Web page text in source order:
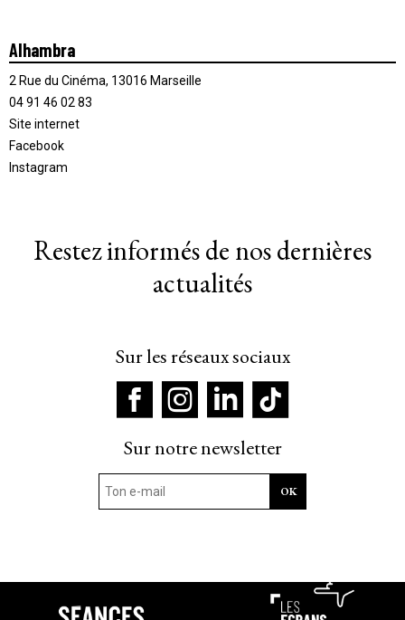
Alhambra
2 Rue du Cinéma, 13016 Marseille
04 91 46 02 83
Site internet
Facebook
Instagram
Restez informés de nos dernières
actualités
Sur les réseaux sociaux
Sur notre newsletter